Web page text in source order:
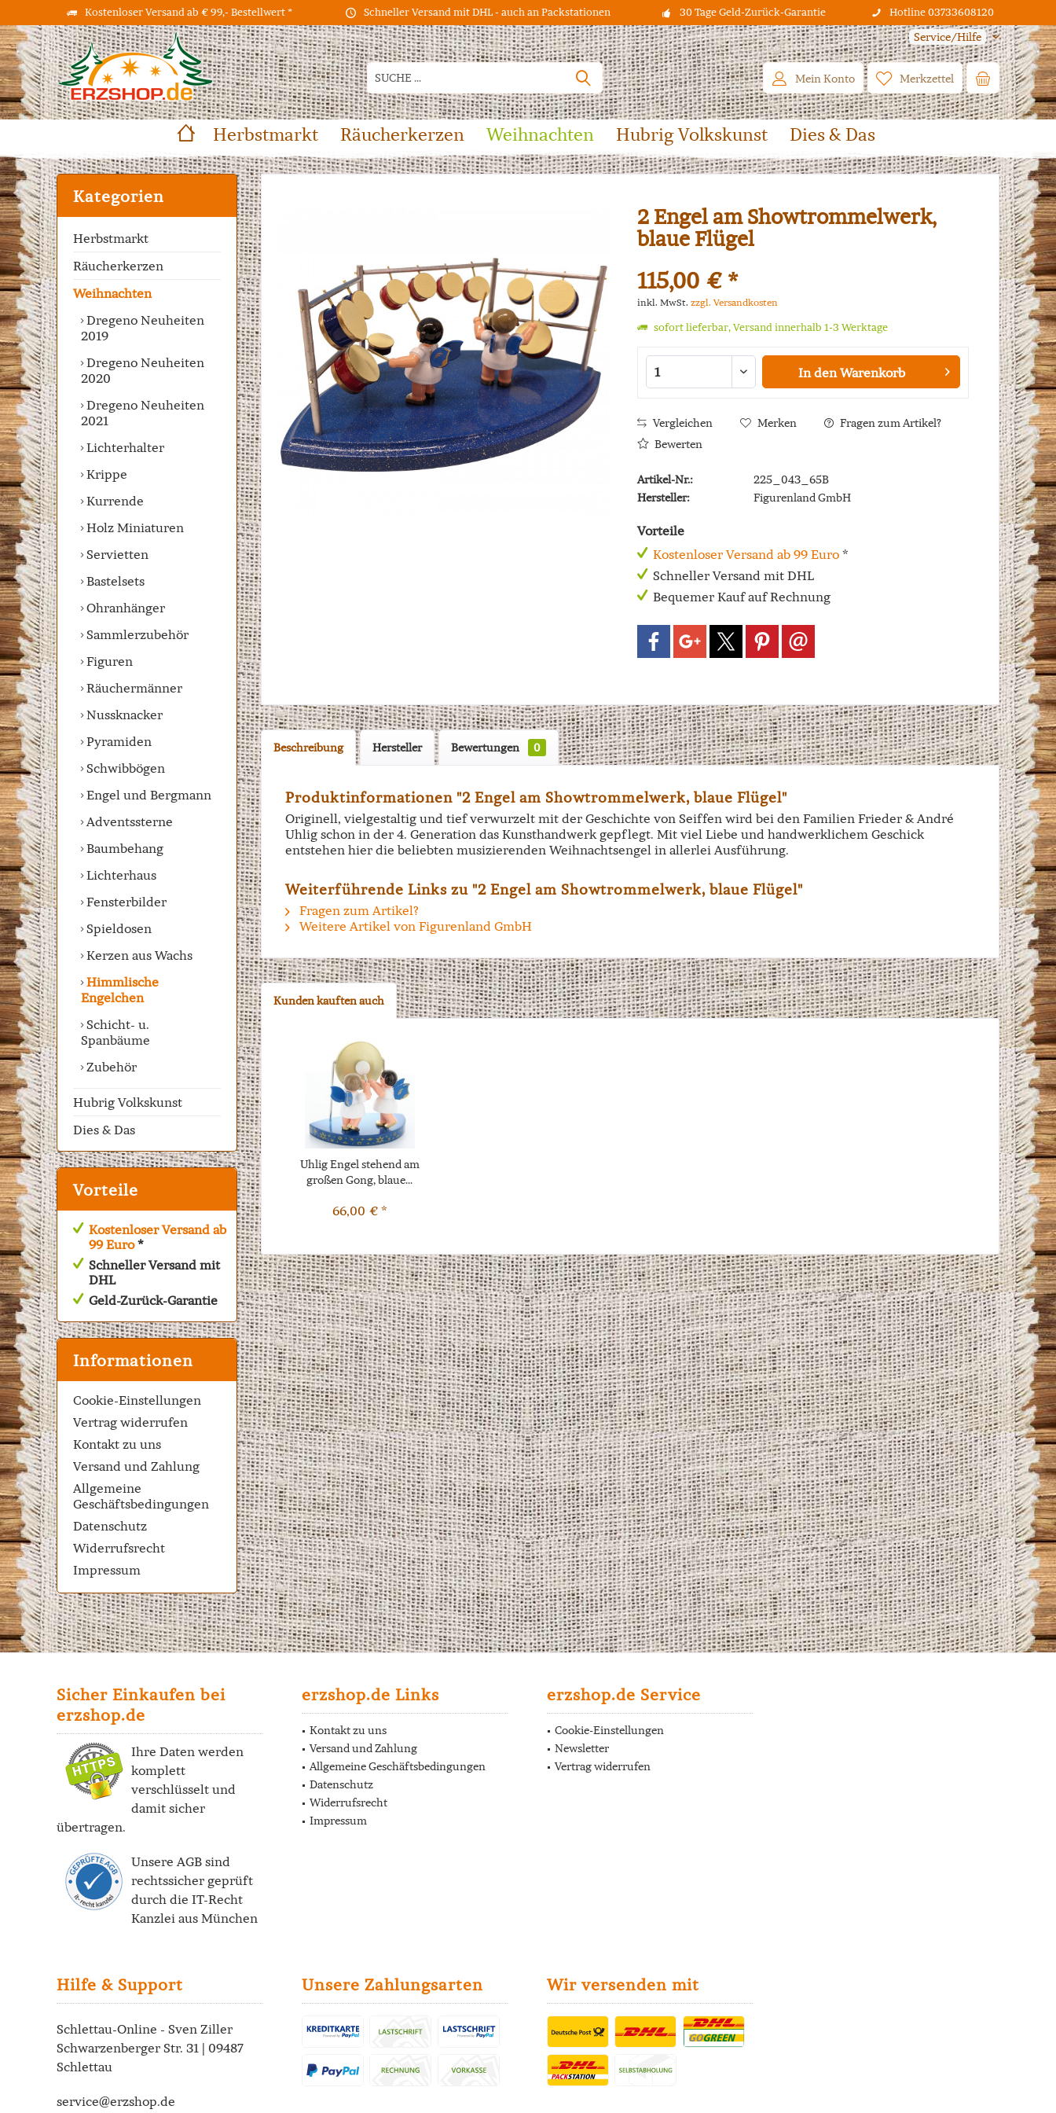
Kostenloser Versand ab € 99,- Bestellwert * Schneller Versand mit DHL - auch an Packstationen 30 Tage Geld-Zurück-Garantie Hotline 03733608120
Service/Hilfe
Merkzettel
Mein Konto
Herbstmarkt Räucherkerzen Weihnachten Hubrig Volkskunst Dies & Das
Kategorien
Herbstmarkt
Räucherkerzen
Weihnachten
Dregeno Neuheiten
2019
Dregeno Neuheiten
2020
Dregeno Neuheiten
2021
Lichterhalter
Krippe
Kurrende
Holz Miniaturen
Servietten
Bastelsets
Ohranhänger
Sammlerzubehör
Figuren
Räuchermänner
Nussknacker
Pyramiden
Schwibbögen
Engel und Bergmann
Adventssterne
Baumbehang
Lichterhaus
Fensterbilder
Spieldosen
Kerzen aus Wachs
Himmlische
Engelchen
Schicht- u.
Spanbäume
Zubehör
Hubrig Volkskunst
Dies & Das
Vorteile
Kostenloser Versand ab
99 Euro*
Schneller Versand mit
DHL
Geld-Zurück-Garantie
Informationen
Cookie-Einstellungen
Vertrag widerrufen
Kontakt zu uns
Versand und Zahlung
Allgemeine
Geschäftsbedingungen
Datenschutz
Widerrufsrecht
Impressum
2 Engel am Showtrommelwerk,
blaue Flügel
115,00 € *
inkl. MwSt. zzgl. Versandkosten
sofort lieferbar, Versand innerhalb 1-3 Werktage
In den Warenkorb
Vergleichen Merken
Fragen zum Artikel?
Bewerten
Artikel-Nr.:
225_043_65B
Hersteller:
Figurenland GmbH
Vorteile
Kostenloser Versand ab 99 Euro*
Schneller Versand mit DHL
Bequemer Kauf auf Rechnung
Beschreibung Hersteller Bewertungen 0
Produktinformationen "2 Engel am Showtrommelwerk, blaue Flügel"
Originell, vielgestaltig und tief verwurzelt mit der Geschichte von Seiffen wird bei den Familien Frieder & André
Uhlig schon in der 4. Generation das Kunsthandwerk gepflegt. Mit viel Liebe und handwerklichem Geschick
entstehen hier die beliebten musizierenden Weihnachtsengel in allerlei Ausführung.
Weiterführende Links zu "2 Engel am Showtrommelwerk, blaue Flügel"
Fragen zum Artikel?
Weitere Artikel von Figurenland GmbH
Kunden kauften auch
Uhlig Engel stehend am
großen Gong, blaue...
66,00 € *
Sicher Einkaufen bei
erzshop.de
Ihre Daten werden
komplett
verschlüsselt und
damit sicher
übertragen.
Unsere AGB sind
rechtssicher geprüft
durch die IT-Recht
Kanzlei aus München
erzshop.de Links
Kontakt zu uns
Versand und Zahlung
Allgemeine Geschäftsbedingungen
Datenschutz
Widerrufsrecht
Impressum
erzshop.de Service
Cookie-Einstellungen
Newsletter
Vertrag widerrufen
Hilfe & Support
Schlettau-Online - Sven Ziller
Schwarzenberger Str. 31 | 09487
Schlettau
service@erzshop.de
Unsere Zahlungsarten Wir versenden mit